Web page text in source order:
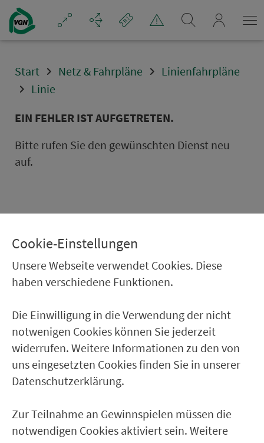
Navigation überspringen
Start Netz & Fahrpläne
Linienfahrpläne
Linie
EIN FEHLER IST AUFGETRETEN.
Bitte rufen Sie den gewünschten Dienst neu
auf.
Ver­kehrs­ver­bund Groß­raum
22.000 Qua­drat­ki­lo­me­ter. 130 Ver­kehrs­un­
ter­neh­men. 1.100 Linien. Eine Fahr­kar­te.
Ver­bin­dungen
Abfahrten
Cookie-Einstellungen
Unsere Webseite verwendet Cookies. Diese
haben verschiedene Funktionen.
Die Einwilligung in die Verwendung der nicht
notwenigen Cookies können Sie jederzeit
widerrufen. Weitere Informationen zu den von
uns eingesetzten Cookies finden Sie in unserer
Datenschutzerklärung.
Zur Teilnahme an Gewinnspielen müssen die
notwendigen Cookies aktiviert sein. Weitere